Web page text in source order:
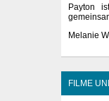
Payton
Melanie
FILME